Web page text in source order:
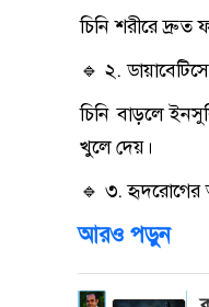
চিনি শরীরে দ্রুত
🔹 ২.
চিনি বাড়লে
খুলে দেয়।
🔹 ৩. হৃদরোগের
আরও পড়ুন